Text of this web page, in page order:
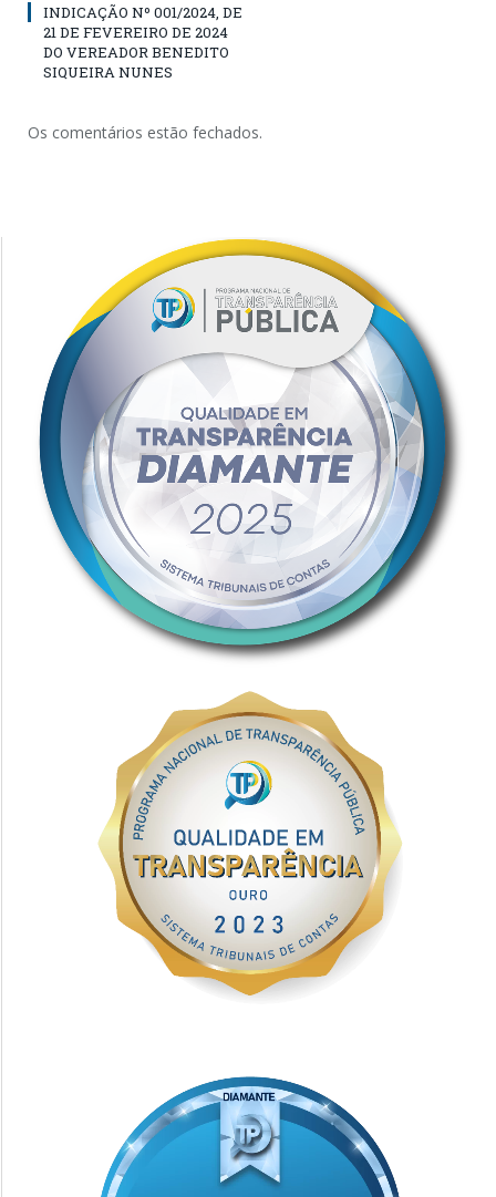
INDICAÇÃO Nº 001/2024, DE
21 DE FEVEREIRO DE 2024
DO VEREADOR BENEDITO
SIQUEIRA NUNES
Os comentários estão fechados.